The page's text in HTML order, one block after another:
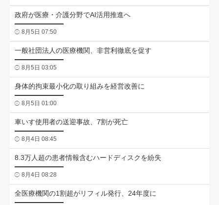
政府が医療・介護分野でAI活用推進へ
8月5日 07:50
一般社団法人の医療機関、非営利徹底を促す
8月5日 03:05
身体的拘束最小化の取り組みを経営改善に
8月5日 01:00
車いす使用者の送迎事故、7割が死亡
8月4日 08:45
8.3万人超の患者情報含むハードディスクを紛失
8月4日 08:28
全医療機関の1割超がリフィル発行、24年度に